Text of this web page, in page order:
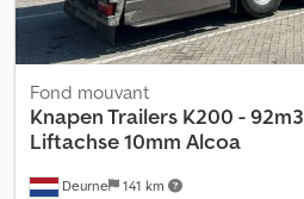
Deurne 141 km
Fond mouvant
Knapen Trailers K200 - 92m3
Liftachse 10mm Alcoa